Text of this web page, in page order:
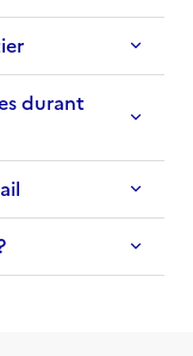
durant